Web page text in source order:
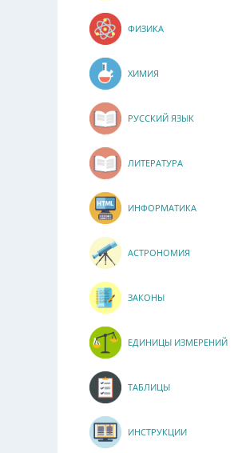
ФИЗИКА
ХИМИЯ
РУССКИЙ ЯЗЫК
ЛИТЕРАТУРА
ИНФОРМАТИКА
АСТРОНОМИЯ
ЗАКОНЫ
ЕДИНИЦЫ ИЗМЕРЕНИЙ
ТАБЛИЦЫ
ИНСТРУКЦИИ